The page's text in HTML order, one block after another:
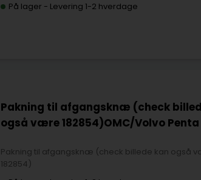
På lager - Levering 1-2 hverdage
Pakning til afgangsknæ (check
også være 182854)OMC/Volvo Penta
Pakning til afgangsknæ (check billede kan også
182854)